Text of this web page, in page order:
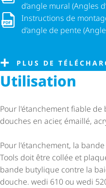
d’angle mural (Angles
Instructions de
d’angle de pente
Instructions de montage -
PLUS DE
Utilisation
Pour l'étanchement fiable
douches en acier, émaillé,
Pour l'étanchement, la
Tools doit être collée et
bande butylique contre la
douche. wedi 610 ou wedi